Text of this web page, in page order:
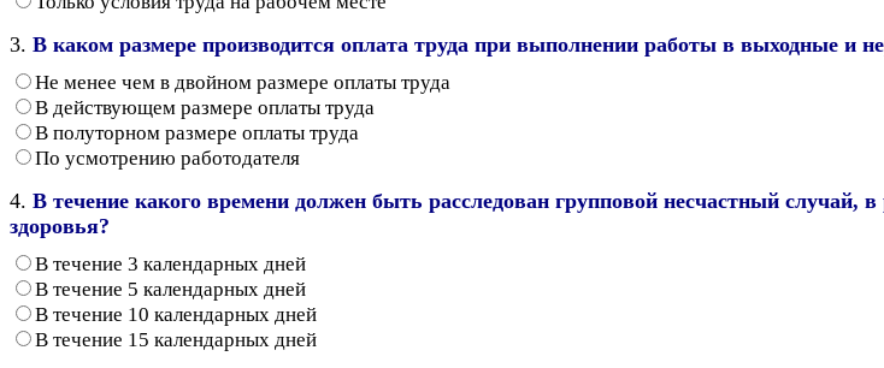
3. В каком размере производится оплата труда при выполнении работы в выходные и
Не менее чем в двойном размере оплаты труда
В действующем размере оплаты труда
В полуторном размере оплаты труда
По усмотрению работодателя
4. В течение какого времени должен быть расследован групповой несчастный случай,
здоровья?
В течение 3 календарных дней
В течение 5 календарных дней
В течение 10 календарных дней
В течение 15 календарных дней